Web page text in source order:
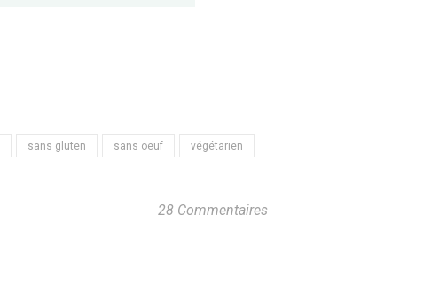
sans gluten sans oeuf
végétarien
28 Commentaires